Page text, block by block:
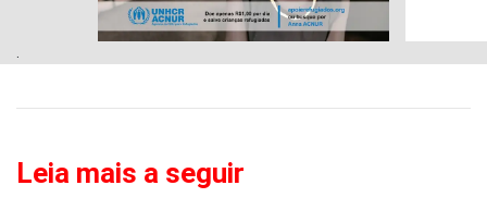
.
Leia mais a seguir